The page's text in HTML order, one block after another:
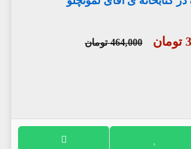
464,000 تومان